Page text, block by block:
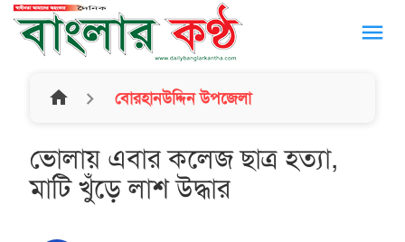
menu
home বোরহানউদ্দিন উপজেলা
ভোলায় এবার কলেজ ছাত্র হত্যা,
মাটি খুঁড়ে লাশ উদ্ধার